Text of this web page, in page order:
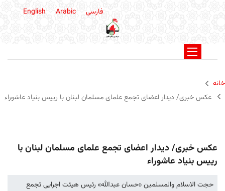
فارسی English Arabic
خانه
عکس خبری/ دیدار اعضای تجمع علمای مسلمان لبنان با رییس بنیاد عاشوراء
عکس خبری/ دیدار اعضای تجمع علمای مسلمان لبنان با
رییس بنیاد عاشوراء
حجت الاسلام والمسلمین «حسان عبدالله» رئیس هیئت اجرایی تجمع